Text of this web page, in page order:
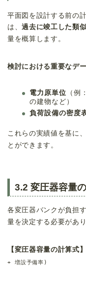
平面図を設計する前の
は、過去に竣工した類
量を概算します。
検討における重要なデ
電力原単位 （例
の建物など）
負荷設備の密度
これらの実績値を基に
とができます。
3.2 変圧器容量
各変圧器バンクが負担
量を決定する必要があり
【変圧器容量の計算式】
+ 増設予備率)